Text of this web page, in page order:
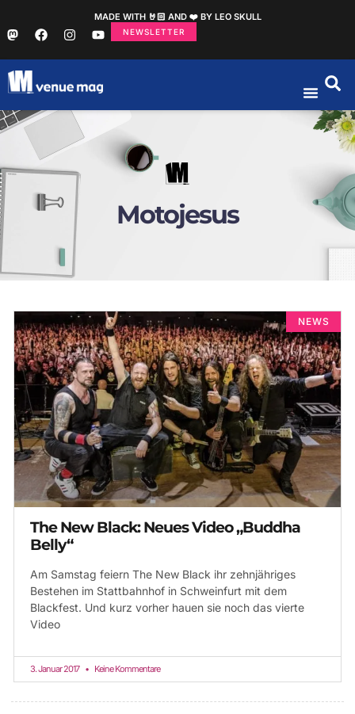
MADE WITH 🤘🏻 AND ❤️ BY LEO SKULL
NEWSLETTER
Motojesus
NEWS
The New Black: Neues Video „Buddha
Belly“
Am Samstag feiern The New Black ihr zehnjähriges
Bestehen im Stattbahnhof in Schweinfurt mit dem
Blackfest. Und kurz vorher hauen sie noch das vierte
Video
3. Januar 2017 Keine Kommentare